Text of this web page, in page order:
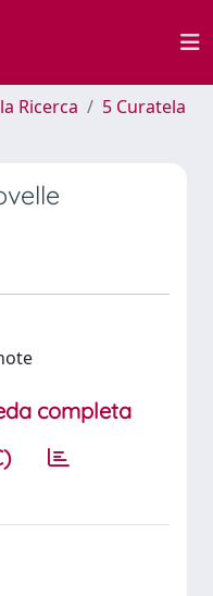
Ricerca
5 Curatela
completa